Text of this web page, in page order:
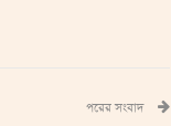
পরের সংবাদ